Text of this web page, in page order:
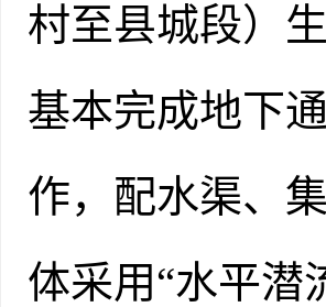
村至县城段）
基本完成地下
作，配水渠、
体采用“水平潜